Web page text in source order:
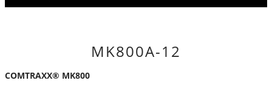
MK800A-12
COMTRAXX® MK800